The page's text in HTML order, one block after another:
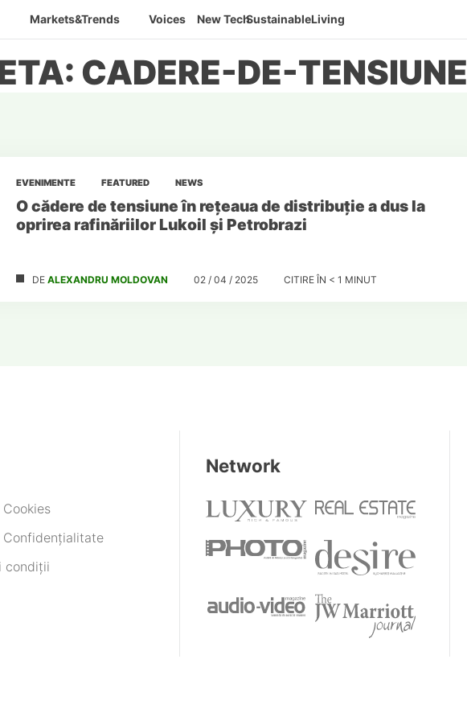
Markets&Trends Voices New TechSustainableLiving
CADERE-DE-TENSIUNE
EVENIMENTE FEATURED NEWS
O cădere de tensiune în rețeaua de distribuție a dus la
oprirea rafinăriilor Lukoil și Petrobrazi
DE ALEXANDRU MOLDOVAN 02 / 04 / 2025 CITIRE ÎN < 1 MINUT
Confidențialitate
condiții
Network